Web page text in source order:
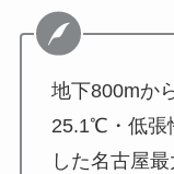
地下800mか
25.1℃・低張
した名古屋